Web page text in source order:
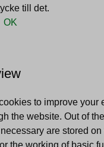
till det.
OK
to improve your
the website. Out of
are stored